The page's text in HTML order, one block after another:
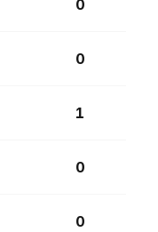
0
0
1
0
0